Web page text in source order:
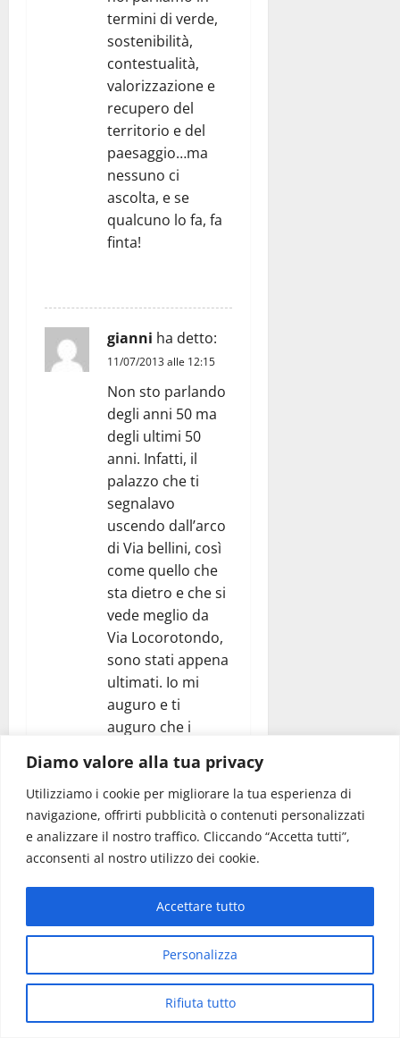
Diamo valore alla tua privacy
Utilizziamo i cookie per migliorare la tua esperienza di
navigazione, offrirti pubblicità o contenuti personalizzati
e analizzare il nostro traffico. Cliccando “Accetta tutti”,
acconsenti al nostro utilizzo dei cookie.
Personalizza
Rifiuta tutto
Accettare tutto
termini di verde,
sostenibilità,
contestualità,
valorizzazione e
recupero del
territorio e del
paesaggio…ma
nessuno ci
ascolta, e se
qualcuno lo fa, fa
finta!
gianni ha detto:
11/07/2013 alle 12:15
Non sto parlando
degli anni 50 ma
degli ultimi 50
anni. Infatti, il
palazzo che ti
segnalavo
uscendo dall’arco
di Via bellini, così
come quello che
sta dietro e che si
vede meglio da
Via Locorotondo,
sono stati appena
ultimati. Io mi
auguro e ti
auguro che i
professionisti del
2000 siano un pò
diversi anche se il
problema è che,
essendoci poco
lavoro, si finisce
per subire le
sirene dei poteri
forti (nella
fattispecie i
palazzinari). Ti
(anzi Vi) faccio i